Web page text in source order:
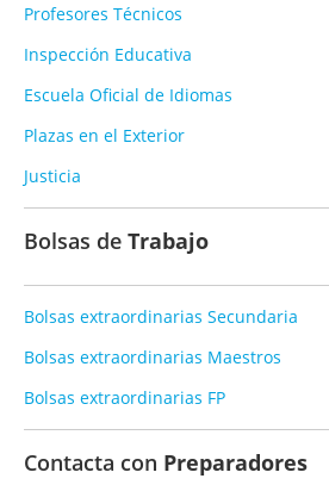
Profesores Técnicos
Inspección Educativa
Escuela Oficial de Idiomas
Plazas en el Exterior
Justicia
Bolsas de Trabajo
Bolsas extraordinarias Secundaria
Bolsas extraordinarias Maestros
Bolsas extraordinarias FP
Contacta con Preparadores